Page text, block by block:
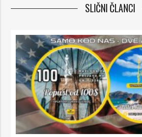
SLIČNI ČLANCI